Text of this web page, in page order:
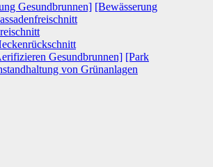
Gesundbrunnen] [Bewässerung
Gesundbrunnen] [Park
von Grünanlagen